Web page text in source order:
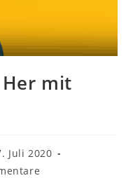
mit
Juli 2020